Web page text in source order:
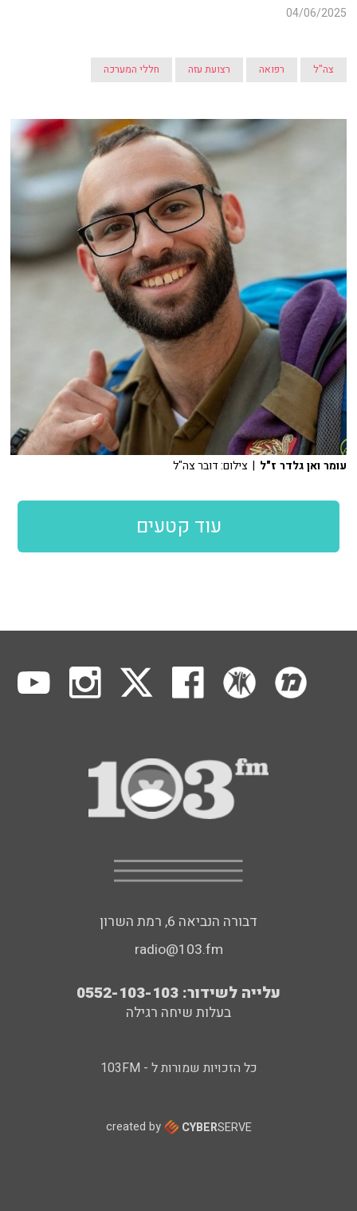
04/06/2025
צה"ל רפואה רצועת עזה חללי המערכה
עומר ואן גלדר ז"ל | צילום: דובר צה"ל
עוד קטעים
דבורה הנביאה 6, רמת השרון
radio@103.fm
עלייה לשידור: 0552-103-103
בעלות שיחה רגילה
כל הזכויות שמורות ל - 103FM
created by CYBERSERVE